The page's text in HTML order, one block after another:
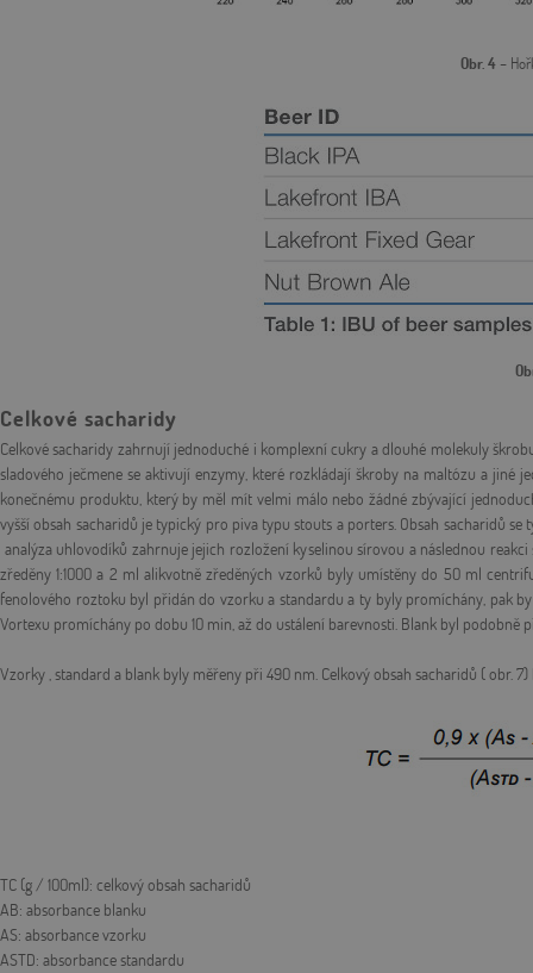
Obr. 4 –
Celkové sacharidy
Celkové sacharidy zahrnují jednoduché i komplexní cukry a dlouhé molekuly
sladového ječmene se aktivují enzymy, které rozkládají škroby na maltózu a jiné
konečnému produktu, který by měl mít velmi málo nebo žádné zbývající
vyšší obsah sacharidů je typický pro piva typu stouts a porters. Obsah sacharidů
analýza uhlovodíků zahrnuje jejich rozložení kyselinou sírovou a následnou
zředěny 1:1000 a 2 ml alikvotně zředěných vzorků byly umístěny do 50 ml
fenolového roztoku byl přidán do vzorku a standardu a ty byly promíchány, pak
Vortexu promíchány po dobu 10 min, až do ustálení barevnosti. Blank byl podobně
Vzorky , standard a blank byly měřeny při 490 nm. Celkový obsah sacharidů ( obr.
TC (g / 100ml): celkový obsah sacharidů
AB: absorbance blanku
AS: absorbance vzorku
ASTD: absorbance standardu